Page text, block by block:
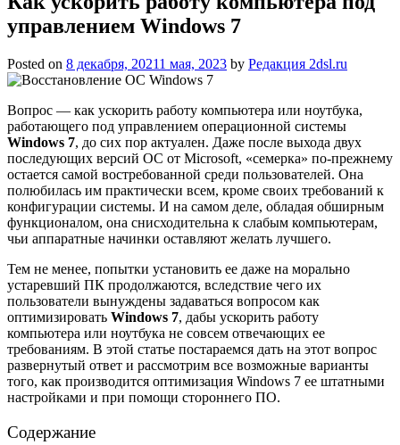
управлением Windows 7
Posted on 8 декабря, 20211 мая, 2023 by Редакция 2dsl.ru
Вопрос — как ускорить работу компьютера или ноутбука,
работающего под управлением операционной системы
Windows 7, до сих пор актуален. Даже после выхода двух
последующих версий ОС от Microsoft, «семерка» по-прежнему
остается самой востребованной среди пользователей. Она
полюбилась им практически всем, кроме своих требований к
конфигурации системы. И на самом деле, обладая обширным
функционалом, она снисходительна к слабым компьютерам,
чьи аппаратные начинки оставляют желать лучшего.
Тем не менее, попытки установить ее даже на морально
устаревший ПК продолжаются, вследствие чего их
пользователи вынуждены задаваться вопросом как
оптимизировать Windows 7, дабы ускорить работу
компьютера или ноутбука не совсем отвечающих ее
требованиям. В этой статье постараемся дать на этот вопрос
развернутый ответ и рассмотрим все возможные варианты
того, как производится оптимизация Windows 7 ее штатными
настройками и при помощи стороннего ПО.
Содержание